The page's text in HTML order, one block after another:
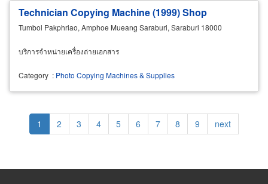
Technician Copying Machine (1999) Shop
Tumbol Pakphriao, Amphoe Mueang Saraburi, Saraburi 18000
บริการจำหน่ายเครื่องถ่ายเอกสาร
Category : Photo Copying Machines & Supplies
Pagination
Current
page
1 Page
2 Page
3 Page
4 Page
5 Page
6 Page
7 Page
8 Page
9
Next
page
next